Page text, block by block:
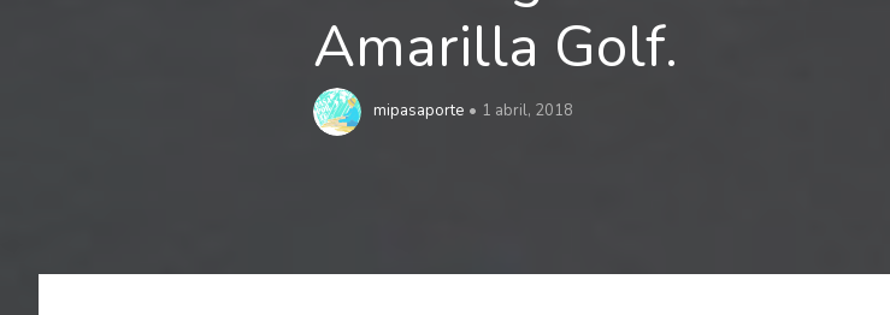
Amarilla Golf.
mipasaporte 1 abril, 2018